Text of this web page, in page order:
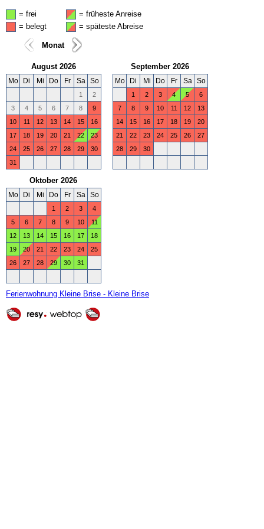
= frei
= früheste Anreise
= belegt
= späteste Abreise
Monat
August 2026
Mo Di Mi Do Fr Sa So
1
2
3
4 5 6 7 8
9
10
11 12 13 14 15
16
17
18 19 20 21 22
23
24
25 26 27 28 29
30
31
September 2026
Mo Di Mi Do Fr Sa So
1 2 3 4 5
6
7
8 9 10 11 12
13
14
15 16 17 18 19
20
21
22 23 24 25 26
27
28
29 30
Oktober 2026
Mo Di Mi Do Fr Sa So
1 2 3
4
5
6 7 8 9 10
11
12
13 14 15 16 17
18
19
20 21 22 23 24
25
26
27 28 29 30 31
Ferienwohnung Kleine Brise - Kleine Brise